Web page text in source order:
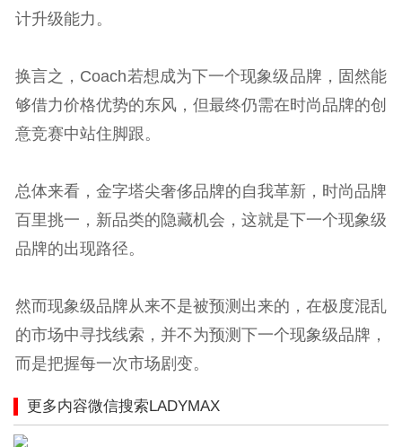
计升级能力。
换言之，Coach若想成为下一个现象级品牌，固然能
够借力价格优势的东风，但最终仍需在时尚品牌的创
意竞赛中站住脚跟。
总体来看，金字塔尖奢侈品牌的自我革新，时尚品牌
百里挑一，新品类的隐藏机会，这就是下一个现象级
品牌的出现路径。
然而现象级品牌从来不是被预测出来的，在极度混乱
的市场中寻找线索，并不为预测下一个现象级品牌，
而是把握每一次市场剧变。
更多内容微信搜索LADYMAX